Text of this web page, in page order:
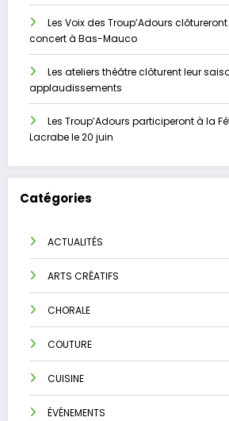
Les Voix des Troup’Adours
concert à Bas-Mauco
Les ateliers théâtre clôturent leur
applaudissements
Les Troup’Adours participeront à la
Lacrabe le 20 juin
Catégories
ACTUALITÉS
ARTS CRÉATIFS
CHORALE
COUTURE
CUISINE
ÉVÉNEMENTS